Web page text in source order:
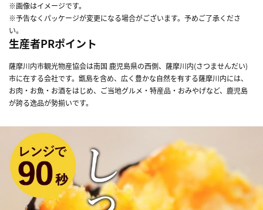
※画像はイメージです。
※予告なくパッケージが変更になる場合がございます。予めご了承くださ
い。
生産者PRポイント
薩摩川内市観光物産協会は南国 鹿児島県の西側、薩摩川内(さつませんだい)
市に在する会社です。甑島を含め、広く豊かな自然を有する薩摩川内には、
お肉・お魚・お酒をはじめ、ご当地グルメ・特産品・おみやげなど、鹿児島
が誇る逸品が勢揃いです。